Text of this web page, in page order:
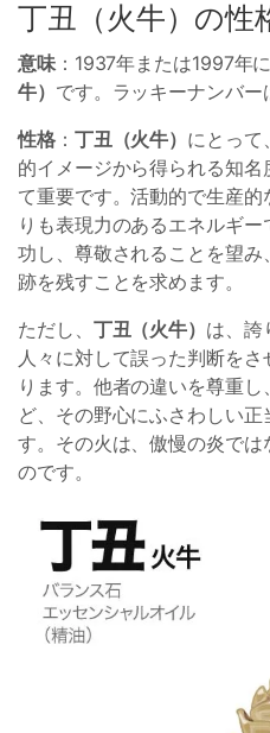
丁丑（火牛）の性
意味：1937年または1997年
牛） です。ラッキーナンバー
性格： 丁丑（火牛） にとって
的イメージから得られる知
て重要です。活動的で生産
りも表現力のあるエネルギ
功し、尊敬されることを望
跡を残すことを求めます。
ただし、 丁丑（火牛） は、誇
人々に対して誤った判断を
ります。他者の違いを尊重
ど、その野心にふさわしい
す。その火は、傲慢の炎で
のです。